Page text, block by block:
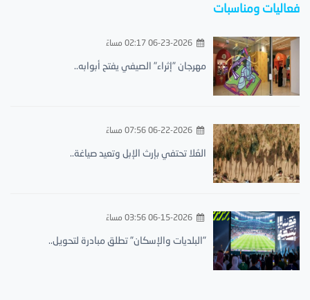
فعاليات ومناسبات
06-23-2026 02:17 مساءً
مهرجان "إثراء" الصيفي يفتح أبوابه..
06-22-2026 07:56 مساءً
العُلا تحتفي بإرث الإبل وتعيد صياغة..
06-15-2026 03:56 مساءً
"البلديات والإسكان" تطلق مبادرة لتحويل..